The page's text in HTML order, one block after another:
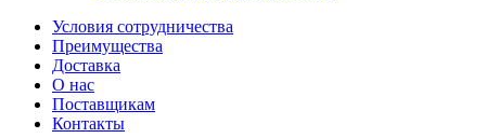
Условия сотрудничества
Преимущества
Доставка
О нас
Поставщикам
Контакты